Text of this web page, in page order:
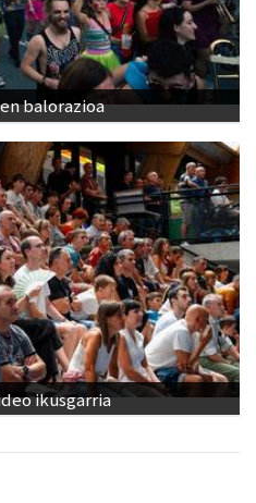
balorazioa
ikusgarria